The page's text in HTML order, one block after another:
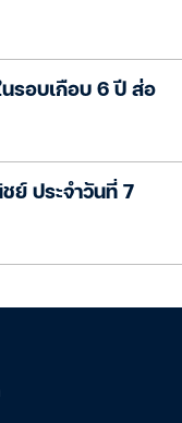
รอบเกือบ 6 ปี ส่อ
ย์ ประจำวันที่ 7